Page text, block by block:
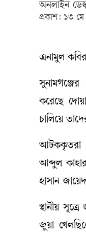
অনলাইন
প্রকাশ: ১৩
এনামুল কবির
করেছে
চালিয়ে
আটককৃতরা
আব্দুল
হাসান
স্থানীয়
জুয়া